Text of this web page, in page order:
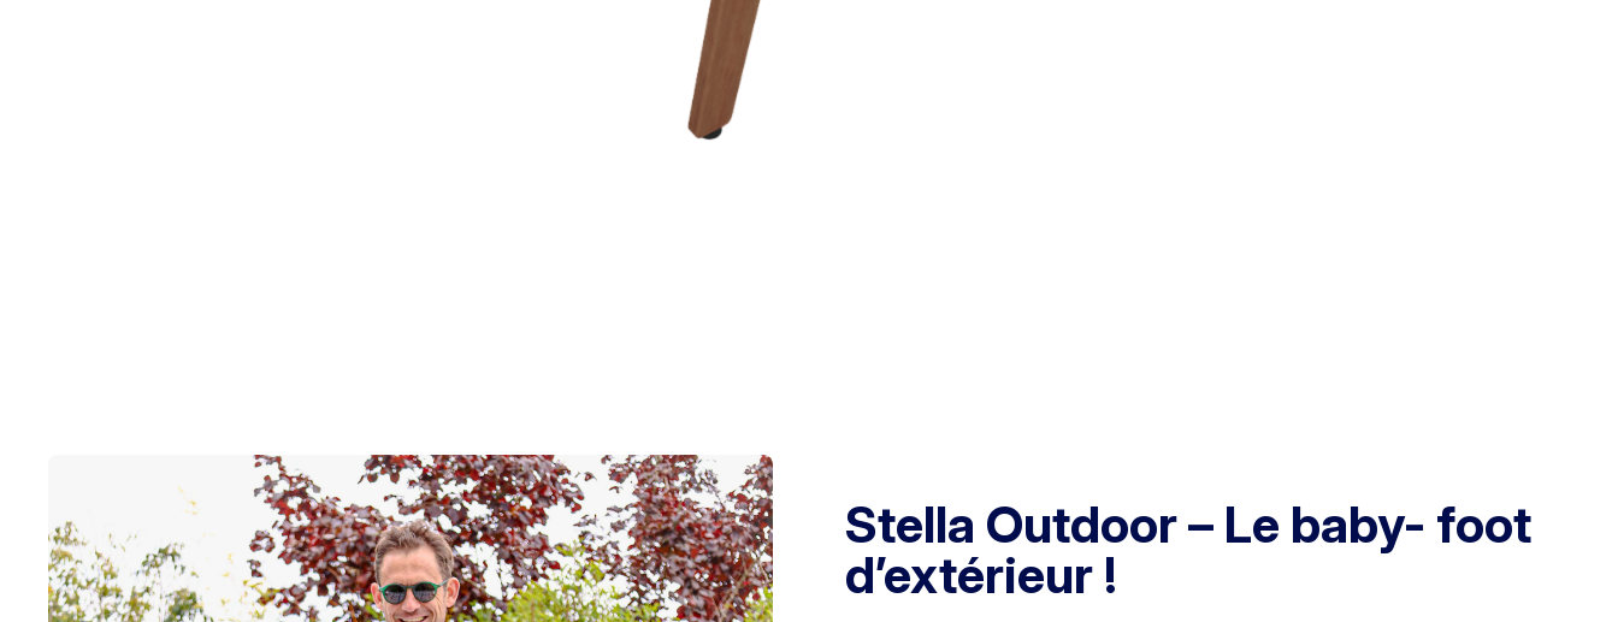
Stella Outdoor – Le baby- foot
d’extérieur !